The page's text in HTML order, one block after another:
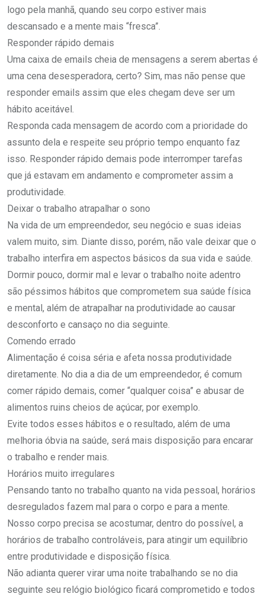
logo pela manhã, quando seu corpo estiver mais
descansado e a mente mais “fresca”.
Responder rápido demais
Uma caixa de emails cheia de mensagens a serem abertas é
uma cena desesperadora, certo? Sim, mas não pense que
responder emails assim que eles chegam deve ser um
hábito aceitável.
Responda cada mensagem de acordo com a prioridade do
assunto dela e respeite seu próprio tempo enquanto faz
isso. Responder rápido demais pode interromper tarefas
que já estavam em andamento e comprometer assim a
produtividade.
Deixar o trabalho atrapalhar o sono
Na vida de um empreendedor, seu negócio e suas ideias
valem muito, sim. Diante disso, porém, não vale deixar que o
trabalho interfira em aspectos básicos da sua vida e saúde.
Dormir pouco, dormir mal e levar o trabalho noite adentro
são péssimos hábitos que comprometem sua saúde física
e mental, além de atrapalhar na produtividade ao causar
desconforto e cansaço no dia seguinte.
Comendo errado
Alimentação é coisa séria e afeta nossa produtividade
diretamente. No dia a dia de um empreendedor, é comum
comer rápido demais, comer “qualquer coisa” e abusar de
alimentos ruins cheios de açúcar, por exemplo.
Evite todos esses hábitos e o resultado, além de uma
melhoria óbvia na saúde, será mais disposição para encarar
o trabalho e render mais.
Horários muito irregulares
Pensando tanto no trabalho quanto na vida pessoal, horários
desregulados fazem mal para o corpo e para a mente.
Nosso corpo precisa se acostumar, dentro do possível, a
horários de trabalho controláveis, para atingir um equilíbrio
entre produtividade e disposição física.
Não adianta querer virar uma noite trabalhando se no dia
seguinte seu relógio biológico ficará comprometido e todos